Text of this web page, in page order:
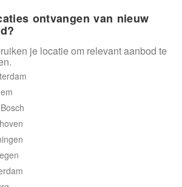
Huurflits
ontvangen van nieuw
je locatie om relevant aanbod te